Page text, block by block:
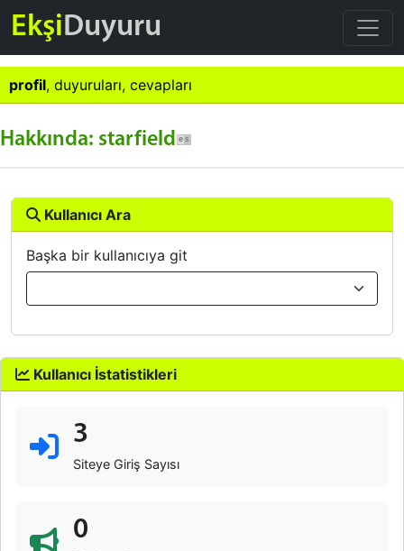
EkşiDuyuru
profil, duyuruları, cevapları
Hakkında: starfield
Kullanıcı Ara
Başka bir kullanıcıya git
Kullanıcı İstatistikleri
3
Siteye Giriş Sayısı
0